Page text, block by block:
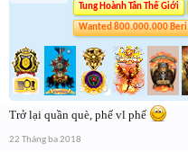
Tung Hoành Tân Thế Giới
Wanted 800.000.000 Beri
Trở lại quần què, phế vl phế
22 Tháng ba 2018